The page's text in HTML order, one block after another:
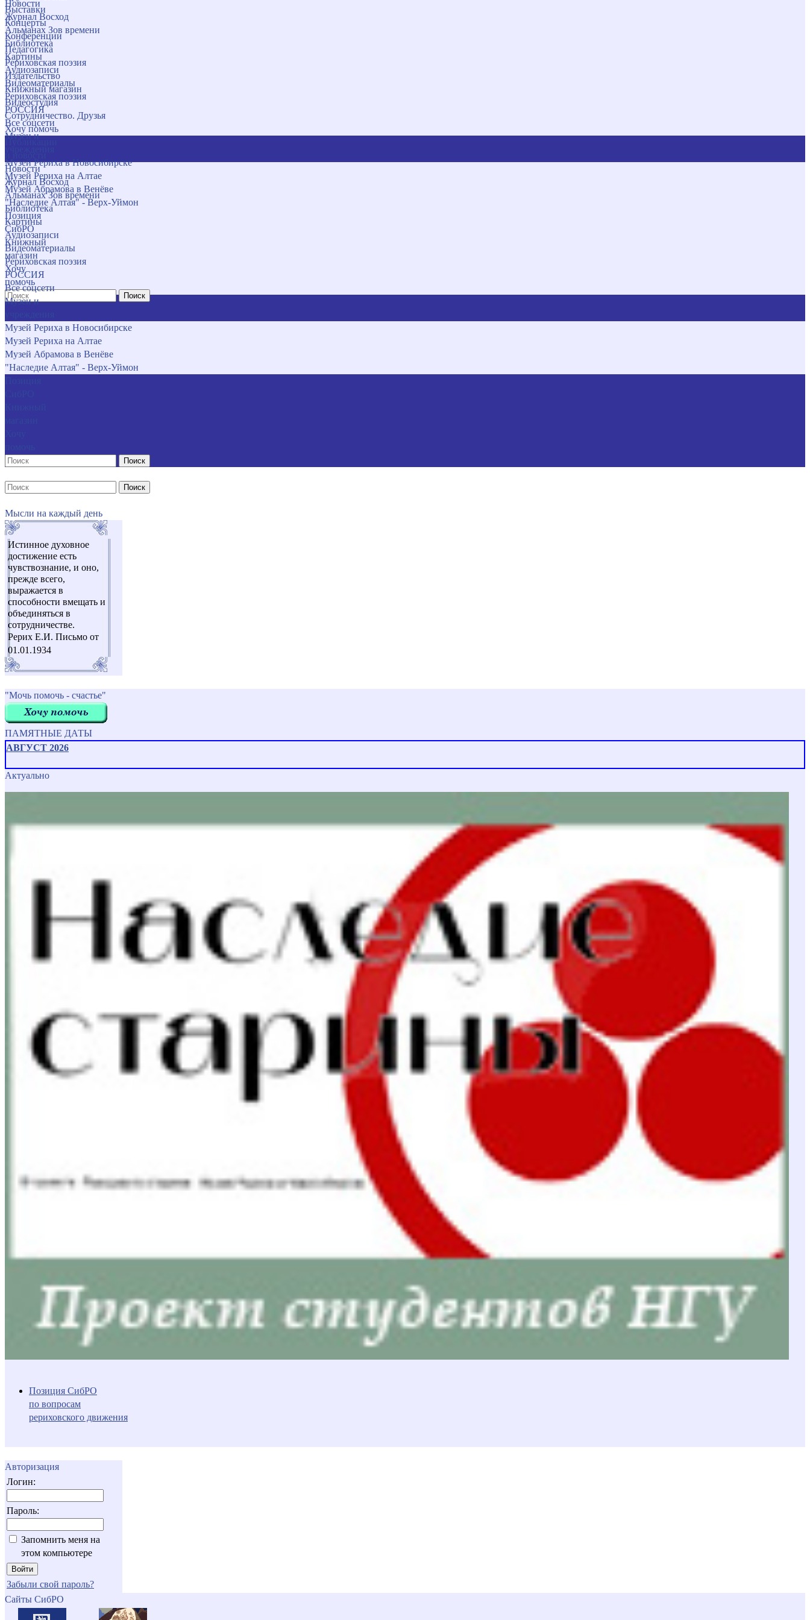
Новости
Журнал Восход
Альманах Зов времени
Библиотека
Картины
Аудиозаписи
Видеоматериалы
Рериховская поэзия
РОССИЯ
Все соцсети
Музеи и
Музей Рериха в Новосибирске
Музей Рериха на Алтае
Музей Абрамова в Венёве
"Наследие Алтая" - Верх-Уймон
Позиция
СибРО
Книжный
магазин
Хочу
помочь
Поиск
Выставки
Концерты
Конференции
Педагогика
Рериховская поэзия
Издательство
Книжный магазин
Видеостудия
Сотрудничество. Друзья
Хочу помочь
Новости
Журнал Восход
Альманах Зов времени
Библиотека
Картины
Аудиозаписи
Видеоматериалы
Рериховская поэзия
РОССИЯ
Все соцсети
Музеи и
Музей Рериха в Новосибирске
Музей Рериха на Алтае
Музей Абрамова в Венёве
"Наследие Алтая" - Верх-Уймон
Поиск
Поиск
Мысли на каждый день
Истинное духовное
достижение есть
чувствознание, и оно,
прежде всего,
выражается в
способности вмещать и
объединяться в
сотрудничестве.
Рерих Е.И. Письмо от
01.01.1934
"Мочь помочь - счастье"
ПАМЯТНЫЕ ДАТЫ
АВГУСТ 2026
Актуально
Позиция СибРО
по вопросам
рериховского движения
Авторизация
Логин:
Пароль:
Запомнить меня на
этом компьютере
Забыли свой пароль?
Сайты СибРО